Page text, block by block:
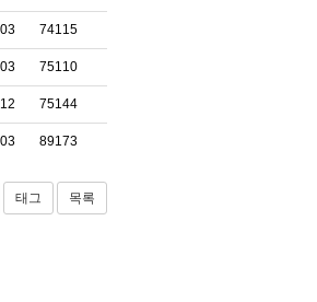
74115
75110
75144
89173
태그 목록